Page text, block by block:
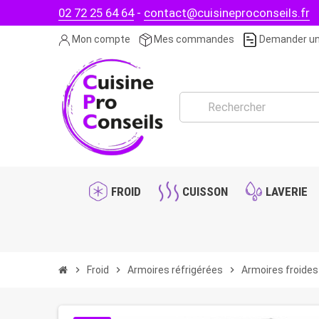
02 72 25 64 64- contact@cuisineproconseils.fr
Mon compte Mes commandes Demander
FROID CUISSON LAVERIE
chevron_right Froid chevron_right Armoires réfrigérées chevron_right Armoires